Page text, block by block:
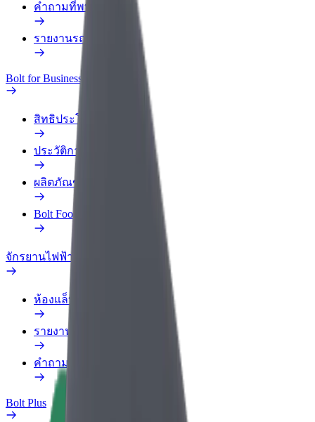
คำถามที่พบบ่อย
รายงานรถ
Bolt for Business
สิทธิประโยชน์
ประวัติการทำงาน
ผลิตภัณฑ์
Bolt Food สำหรับองค์กร
จักรยานไฟฟ้า
ห้องแล็บความปลอดภัย
รายงานปัญหา
คำถามที่พบบ่อย
Bolt Plus